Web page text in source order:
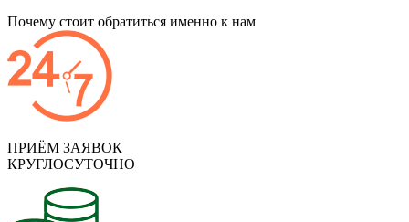
Почему стоит обратиться именно к нам
ПРИЁМ ЗАЯВОК
КРУГЛОСУТОЧНО